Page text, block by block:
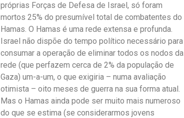
próprias Forças de Defesa de Israel, só foram
mortos 25% do presumível total de combatentes do
Hamas. O Hamas é uma rede extensa e profunda.
Israel não dispõe do tempo político necessário para
consumar a operação de eliminar todos os nodos da
rede (que perfazem cerca de 2% da população de
Gaza) um-a-um, o que exigiria – numa avaliação
otimista – oito meses de guerra na sua forma atual.
Mas o Hamas ainda pode ser muito mais numeroso
do que se estima (se considerarmos jovens